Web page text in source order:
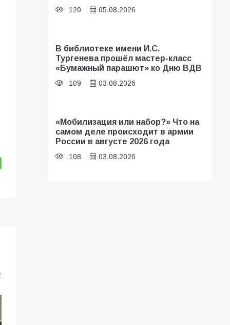
120 05.08.2026
В библиотеке имени И.С.
Тургенева прошёл мастер-класс
«Бумажный парашют» ко Дню ВДВ
109 03.08.2026
«Мобилизация или набор?» Что на
самом деле происходит в армии
России в августе 2026 года
108 03.08.2026